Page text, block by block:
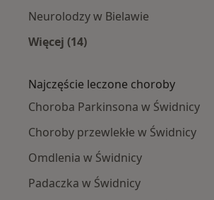
Neurolodzy w Bielawie
Więcej (14)
Najczęście leczone choroby
Choroba Parkinsona w Świdnicy
Choroby przewlekłe w Świdnicy
Omdlenia w Świdnicy
Padaczka w Świdnicy